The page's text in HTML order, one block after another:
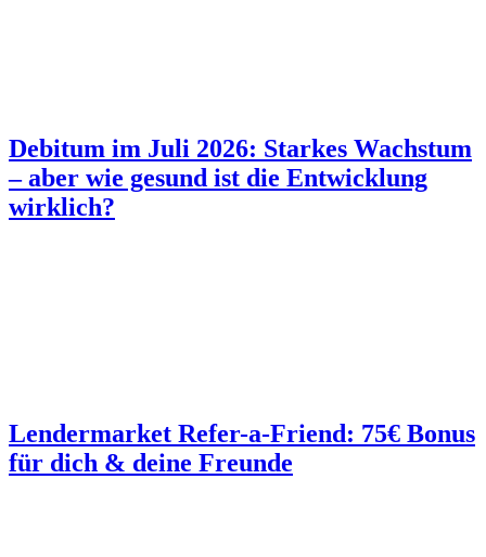
Debitum im Juli 2026: Starkes Wachstum
– aber wie gesund ist die Entwicklung
wirklich?
Lendermarket Refer-a-Friend: 75€ Bonus
für dich & deine Freunde